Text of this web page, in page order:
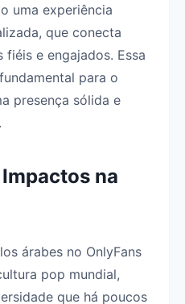
uma experiência
que conecta
e engajados. Essa
para o
presença sólida e
na
árabes no OnlyFans
pop mundial,
que há poucos